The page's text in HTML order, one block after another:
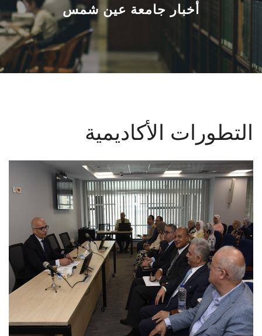
القطاعـات
الشئون الأكاديمية
البحث العلمي
الأنظمة الذكية
تواصل معنا
الطلاب
هيئة التدريس
الدراسات العليا
أخبار جامعة عين شمس
التطورات الأكاديمية